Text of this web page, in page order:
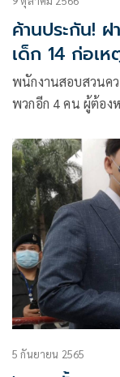
ค้านประกัน!
เด็ก 14
พนักงานสอบสวนค
พวกอีก 4 คน ผู้ต้อง
5 กันยายน 2565